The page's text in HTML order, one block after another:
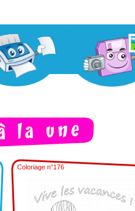
Coloriage n°176